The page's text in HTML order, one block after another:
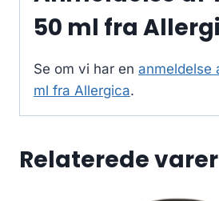
50 ml fra
Se om vi har en anmeldelse
ml fra Allergica.
Relaterede varer